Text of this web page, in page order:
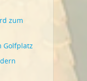
zum
Golfplatz